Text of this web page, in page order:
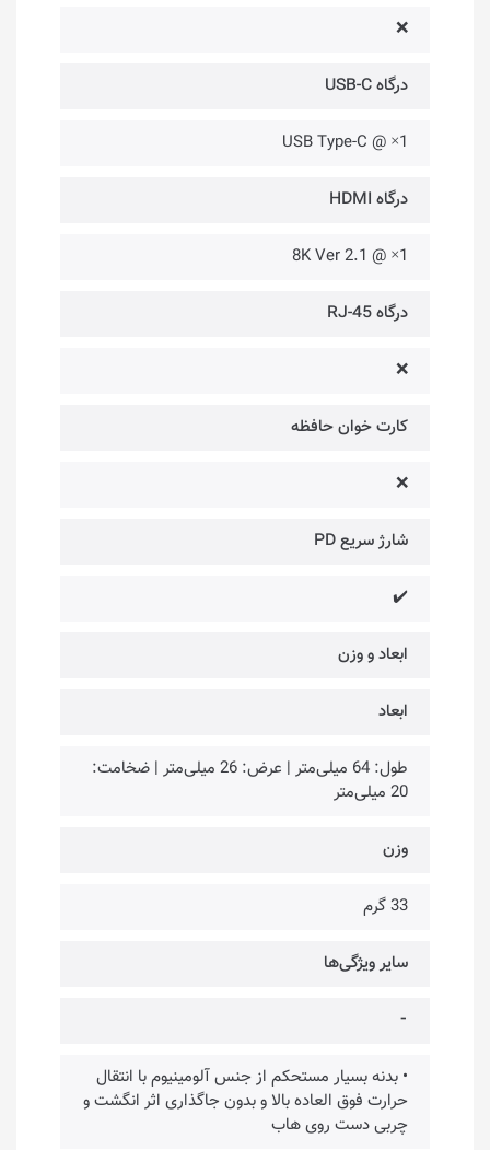
❌
درگاه USB-C
USB Type-C @ ×1
درگاه HDMI
8K Ver 2.1 @ ×1
درگاه RJ-45
❌
کارت خوان حافظه‌
❌
شارژ سریع PD
✔️
ابعاد و وزن
ابعاد
طول: 64 میلی‌متر | عرض: 26 میلی‌متر | ضخامت:
20 میلی‌متر
وزن
33 گرم
سایر ویژگی‌ها
⁃
• بدنه بسیار مستحکم از جنس آلومینیوم با انتقال
حرارت فوق العاده بالا و بدون جاگذاری اثر انگشت و
چربی دست روی هاب